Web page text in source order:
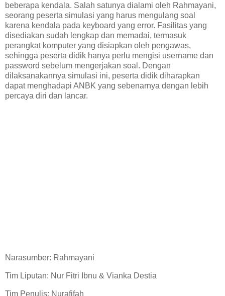
beberapa kendala. Salah satunya dialami oleh Rahmayani,
seorang peserta simulasi yang harus mengulang soal
karena kendala pada keyboard yang error. Fasilitas yang
disediakan sudah lengkap dan memadai, termasuk
perangkat komputer yang disiapkan oleh pengawas,
sehingga peserta didik hanya perlu mengisi username dan
password sebelum mengerjakan soal. Dengan
dilaksanakannya simulasi ini, peserta didik diharapkan
dapat menghadapi ANBK yang sebenarnya dengan lebih
percaya diri dan lancar.
Narasumber: Rahmayani
Tim Liputan: Nur Fitri Ibnu & Vianka Destia
Tim Penulis: Nurafifah